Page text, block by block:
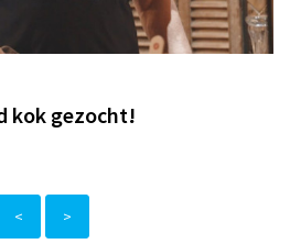
kok gezocht!
< >